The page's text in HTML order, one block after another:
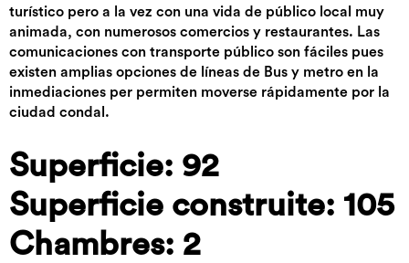
turístico pero a la vez con una vida de público local muy
animada, con numerosos comercios y restaurantes. Las
comunicaciones con transporte público son fáciles pues
existen amplias opciones de líneas de Bus y metro en la
inmediaciones per permiten moverse rápidamente por la
ciudad condal.
Superficie: 92
Superficie construite: 105
Chambres: 2